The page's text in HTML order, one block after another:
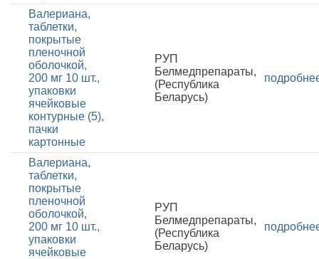
Валериана,
таблетки,
покрытые
пленочной
оболочкой,
200 мг 10 шт.,
упаковки
ячейковые
контурные (5),
пачки
картонные
РУП
Белмедпрепараты,
(Республика
Беларусь)
Валериана,
таблетки,
покрытые
пленочной
оболочкой,
200 мг 10 шт.,
упаковки
ячейковые
РУП
Белмедпрепараты,
(Республика
Беларусь)